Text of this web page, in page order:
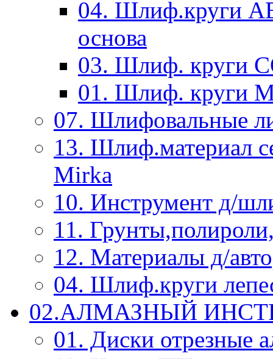
04. Шлиф.круги
основа
03. Шлиф. круги
01. Шлиф. круги
07. Шлифовальные
13. Шлиф.материал
Mirka
10. Инструмент д/
11.
12. Материалы д/
04. Шлиф.круги
02.АЛМАЗНЫЙ
01. Диски отрезные